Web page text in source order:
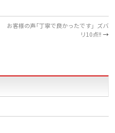
お客様の声｢丁寧で良かったです」ズバ
リ10点!! →